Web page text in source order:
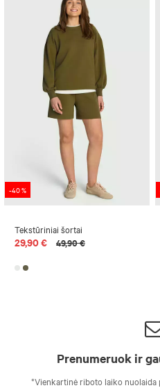
-40 %
Tekstūriniai šortai
29,90 € 49,90 €
Prenumeruok ir
*Vienkartinė riboto laiko nuolaida